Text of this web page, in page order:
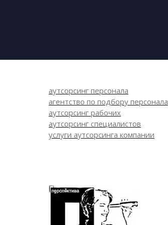
аутсорсинг персонала
агентство по подбору персонала
аутсорсинг рабочих
аутсорсинг специалистов
услуги аутсорсинга компании